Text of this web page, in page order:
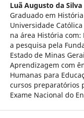
Luã Augusto da Silva
Graduado em
Universidade
na área História
a pesquisa pela
Estado de Minas
Aprendizagem com
Humanas para
cursos preparatórios
Exame Nacional do